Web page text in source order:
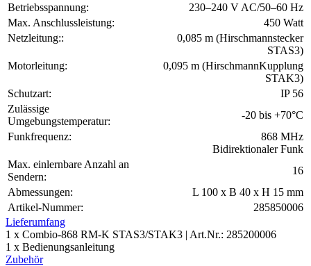
Betriebsspannung:
230–240 V AC/50–60 Hz
Max. Anschlussleistung:
450 Watt
Netzleitung::
0,085 m (Hirschmannstecker
STAS3)
Motorleitung:
0,095 m (HirschmannKupplung
STAK3)
Schutzart:
IP 56
Zulässige
Umgebungstemperatur:
-20 bis +70°C
Funkfrequenz:
868 MHz
Bidirektionaler Funk
Max. einlernbare Anzahl an
Sendern:
16
Abmessungen:
L 100 x B 40 x H 15 mm
Artikel-Nummer:
285850006
Lieferumfang
1 x Combio-868 RM-K STAS3/STAK3 | Art.Nr.: 285200006
1 x Bedienungsanleitung
Zubehör